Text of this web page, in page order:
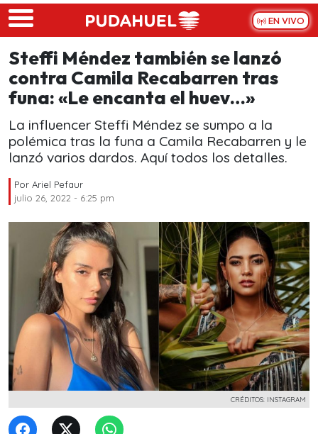
Skip to main content
EN VIVO
Steffi Méndez también se lanzó
contra Camila Recabarren tras
funa: «Le encanta el huev…»
La influencer Steffi Méndez se sumpo a la
polémica tras la funa a Camila Recabarren y le
lanzó varios dardos. Aquí todos los detalles.
Por Ariel Pefaur
julio 26, 2022 - 6:25 pm
CRÉDITOS: INSTAGRAM